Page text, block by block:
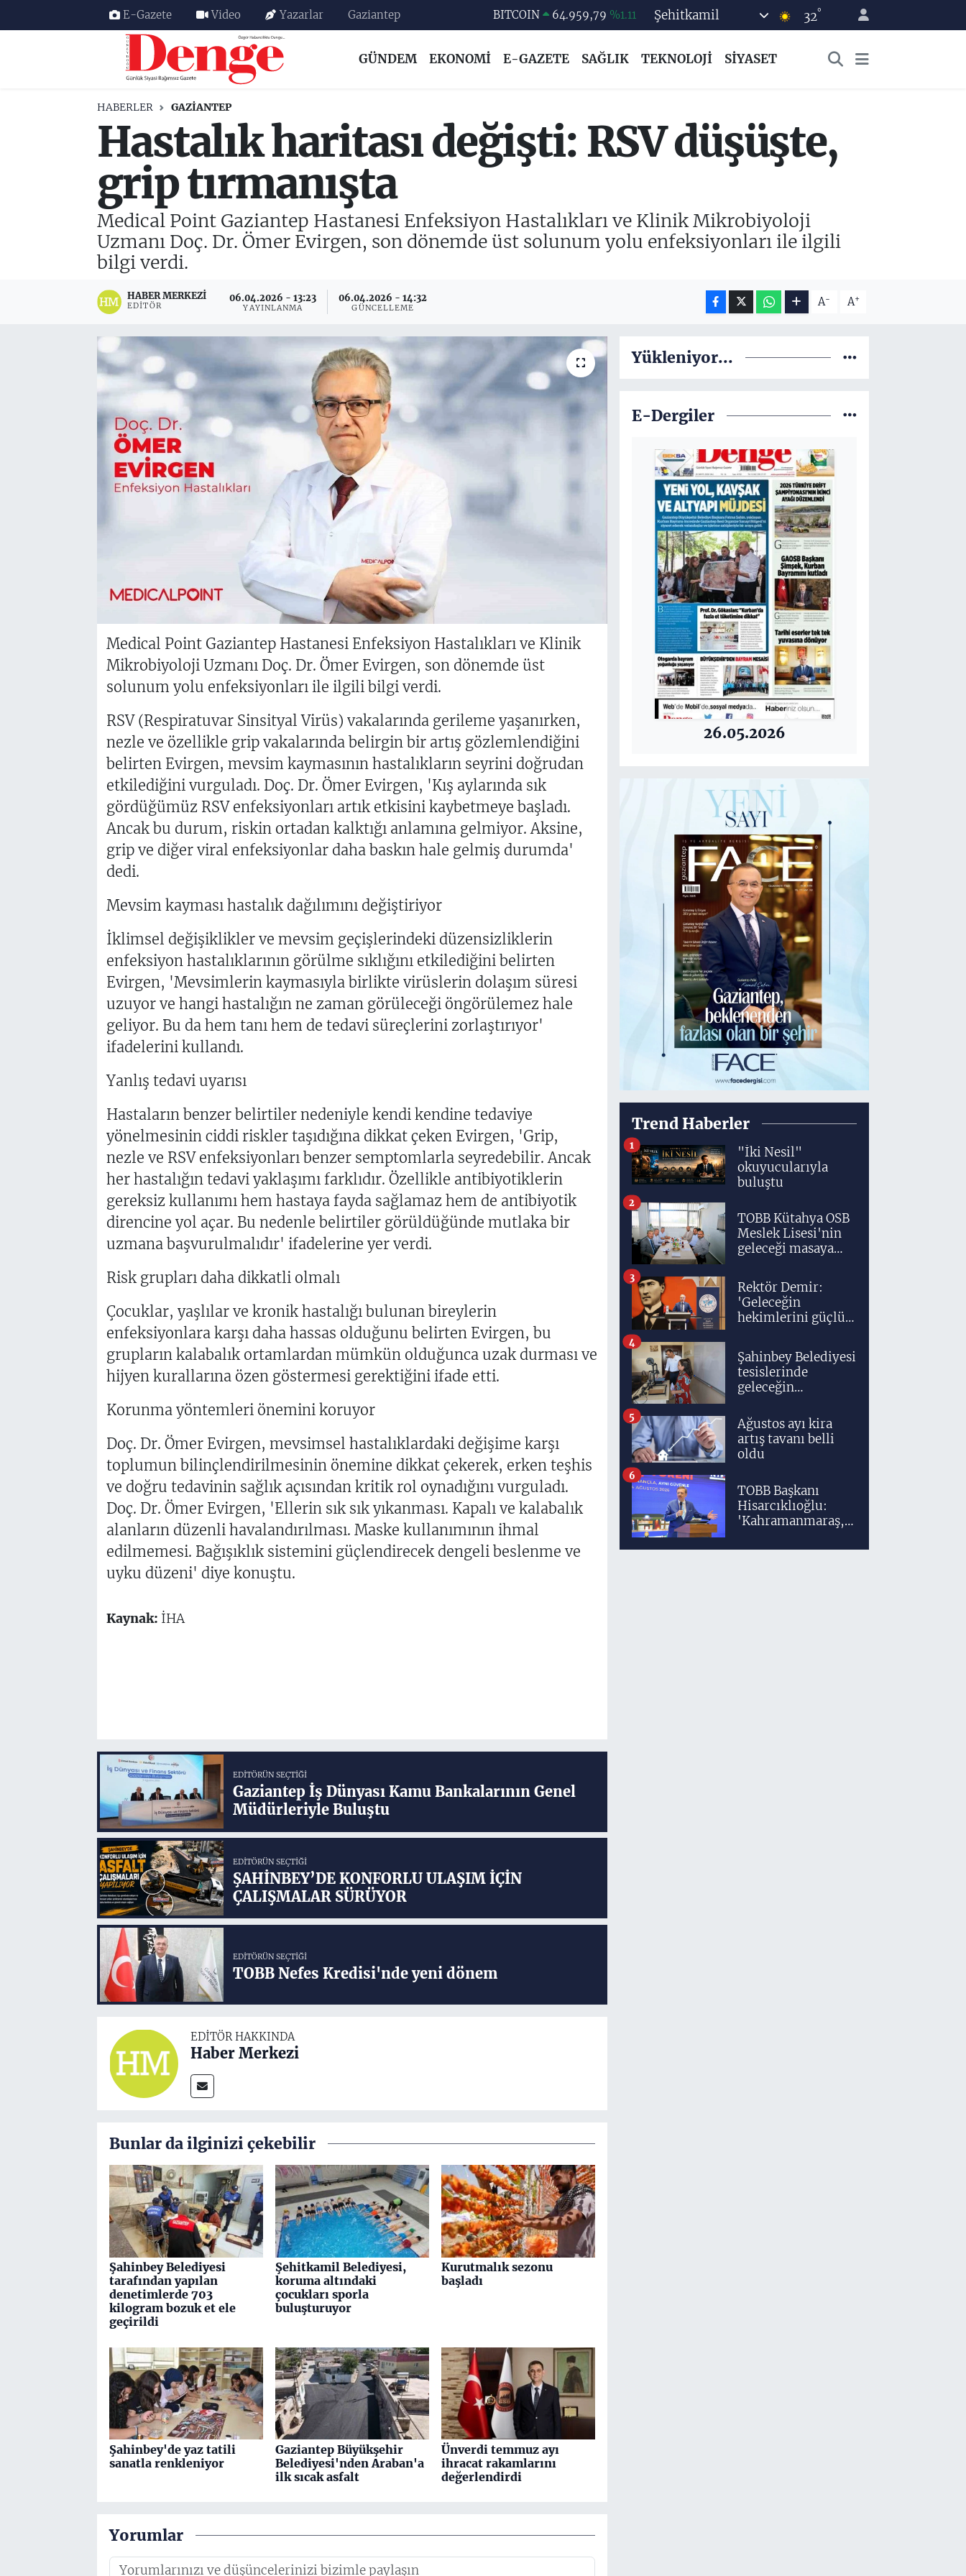
E-Gazete Video Yazarlar Gaziantep DOLAR 47,7436 %0.18
STERLİN
64,4811 %0.38
BITCOIN
64.959,79 %1.11
Şehitkamil 32°
GÜNDEM EKONOMİ E-GAZETE SAĞLIK TEKNOLOJİ SİYASET
HABERLER GAZIANTEP
Hastalık haritası değişti: RSV düşüşte,
grip tırmanışta
Medical Point Gaziantep Hastanesi Enfeksiyon Hastalıkları ve Klinik Mikrobiyoloji
Uzmanı Doç. Dr. Ömer Evirgen, son dönemde üst solunum yolu enfeksiyonları ile ilgili
bilgi verdi.
HABER MERKEZI
EDITÖR
06.04.2026 - 13:23
YAYINLANMA
06.04.2026 - 14:32
GÜNCELLEME A- A+
Medical Point Gaziantep Hastanesi Enfeksiyon Hastalıkları ve Klinik
Mikrobiyoloji Uzmanı Doç. Dr. Ömer Evirgen, son dönemde üst
solunum yolu enfeksiyonları ile ilgili bilgi verdi.
RSV (Respiratuvar Sinsityal Virüs) vakalarında gerileme yaşanırken,
nezle ve özellikle grip vakalarında belirgin bir artış gözlemlendiğini
belirten Evirgen, mevsim kaymasının hastalıkların seyrini doğrudan
etkilediğini vurguladı. Doç. Dr. Ömer Evirgen, 'Kış aylarında sık
gördüğümüz RSV enfeksiyonları artık etkisini kaybetmeye başladı.
Ancak bu durum, riskin ortadan kalktığı anlamına gelmiyor. Aksine,
grip ve diğer viral enfeksiyonlar daha baskın hale gelmiş durumda'
dedi.
Mevsim kayması hastalık dağılımını değiştiriyor
İklimsel değişiklikler ve mevsim geçişlerindeki düzensizliklerin
enfeksiyon hastalıklarının görülme sıklığını etkilediğini belirten
Evirgen, 'Mevsimlerin kaymasıyla birlikte virüslerin dolaşım süresi
uzuyor ve hangi hastalığın ne zaman görüleceği öngörülemez hale
geliyor. Bu da hem tanı hem de tedavi süreçlerini zorlaştırıyor'
ifadelerini kullandı.
Yanlış tedavi uyarısı
Hastaların benzer belirtiler nedeniyle kendi kendine tedaviye
yönelmesinin ciddi riskler taşıdığına dikkat çeken Evirgen, 'Grip,
nezle ve RSV enfeksiyonları benzer semptomlarla seyredebilir. Ancak
her hastalığın tedavi yaklaşımı farklıdır. Özellikle antibiyotiklerin
gereksiz kullanımı hem hastaya fayda sağlamaz hem de antibiyotik
direncine yol açar. Bu nedenle belirtiler görüldüğünde mutlaka bir
uzmana başvurulmalıdır' ifadelerine yer verdi.
Risk grupları daha dikkatli olmalı
Çocuklar, yaşlılar ve kronik hastalığı bulunan bireylerin
enfeksiyonlara karşı daha hassas olduğunu belirten Evirgen, bu
grupların kalabalık ortamlardan mümkün olduğunca uzak durması ve
hijyen kurallarına özen göstermesi gerektiğini ifade etti.
Korunma yöntemleri önemini koruyor
Doç. Dr. Ömer Evirgen, mevsimsel hastalıklardaki değişime karşı
toplumun bilinçlendirilmesinin önemine dikkat çekerek, erken teşhis
ve doğru tedavinin sağlık açısından kritik rol oynadığını vurguladı.
Doç. Dr. Ömer Evirgen, 'Ellerin sık sık yıkanması. Kapalı ve kalabalık
alanların düzenli havalandırılması. Maske kullanımının ihmal
edilmemesi. Bağışıklık sistemini güçlendirecek dengeli beslenme ve
uyku düzeni' diye konuştu.
Kaynak: İHA
EDITÖRÜN SEÇTIĞI
Gaziantep İş Dünyası Kamu Bankalarının Genel
Müdürleriyle Buluştu
EDITÖRÜN SEÇTIĞI
ŞAHİNBEY’DE KONFORLU ULAŞIM İÇİN
ÇALIŞMALAR SÜRÜYOR
EDITÖRÜN SEÇTIĞI
TOBB Nefes Kredisi'nde yeni dönem
EDITÖR HAKKINDA
Haber Merkezi
Bunlar da ilginizi çekebilir
Şahinbey Belediyesi
tarafından yapılan
denetimlerde 703
kilogram bozuk et ele
geçirildi
Şehitkamil Belediyesi,
koruma altındaki
çocukları sporla
buluşturuyor
Kurutmalık sezonu
başladı
Şahinbey'de yaz tatili
sanatla renkleniyor
Gaziantep Büyükşehir
Belediyesi'nden Araban'a
ilk sıcak asfalt
Ünverdi temmuz ayı
ihracat rakamlarını
değerlendirdi
Yorumlar
Yükleniyor...
E-Dergiler
26.05.2026
Trend Haberler
"İki Nesil"
okuyucularıyla
buluştu
1
TOBB Kütahya OSB
Meslek Lisesi'nin
geleceği masaya
2
Rektör Demir:
'Geleceğin
hekimlerini güçlü
klinik altyapıyla
yetiştiriyoruz'
3
Şahinbey Belediyesi
tesislerinde
geleceğin
teknolojiyle
yetişiyor
4
Ağustos ayı kira
artış tavanı belli
oldu
5
TOBB Başkanı
Hisarcıklıoğlu:
'Kahramanmaraş,
Türkiye
6
Nöbetçi Eczaneler
Trafik Durumu
Süper Lig Puan Durumu ve Fikstür
Tüm Manşetler
Son Dakika Haberleri